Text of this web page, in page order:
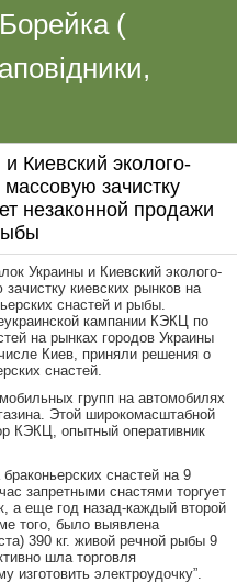
(
Киевский эколого-
зачистку
незаконной продажи
Украины и Киевский эколого-
киевских рынков на
снастей и рыбы.
кампании КЭКЦ по
на рынках городов Украины
Киев, приняли решения о
снастей.
групп на автомобилях
Этой широкомасштабной
КЭКЦ, опытный оперативник
снастей на 9
запретными снастями торгует
а еще год назад-каждый второй
того, было выявлена
390 кг. живой речной рыбы 9
шла торговля
электроудочку”.